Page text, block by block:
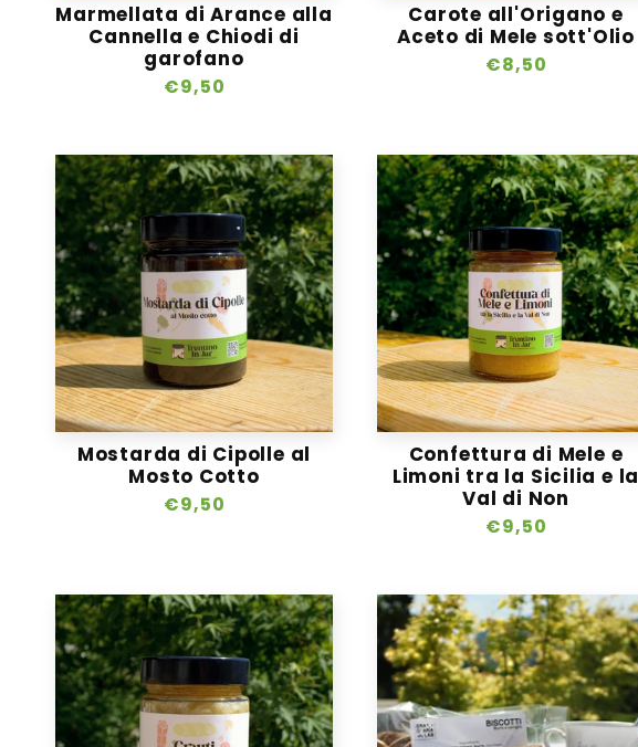
Marmellata di Arance alla
Cannella e Chiodi di
garofano
Prezzo
€9,50
Carote all'Origano e
Aceto di Mele sott'Olio
Prezzo
€8,50
Mostarda di Cipolle al
Mosto Cotto
Prezzo
€9,50
Confettura di Mele e
Limoni tra la Sicilia e la
Val di Non
Prezzo
€9,50